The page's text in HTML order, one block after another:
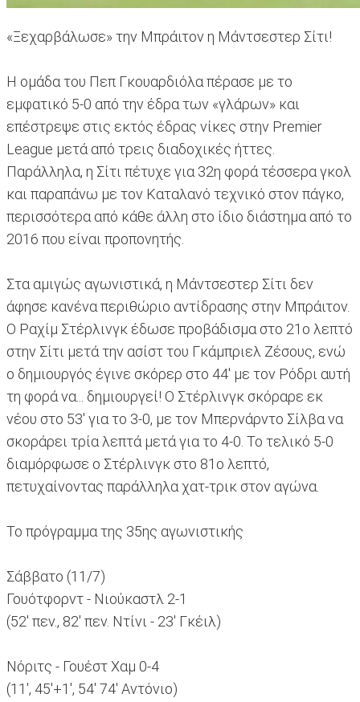
«Ξεχαρβάλωσε» την Μπράιτον η Μάντσεστερ Σίτι!
Η ομάδα του Πεπ Γκουαρδιόλα πέρασε με το
εμφατικό 5-0 από την έδρα των «γλάρων» και
επέστρεψε στις εκτός έδρας νίκες στην Premier
League μετά από τρεις διαδοχικές ήττες.
Παράλληλα, η Σίτι πέτυχε για 32η φορά τέσσερα γκολ
και παραπάνω με τον Καταλανό τεχνικό στον πάγκο,
περισσότερα από κάθε άλλη στο ίδιο διάστημα από το
2016 που είναι προπονητής.
Στα αμιγώς αγωνιστικά, η Μάντσεστερ Σίτι δεν
άφησε κανένα περιθώριο αντίδρασης στην Μπράιτον.
Ο Ραχίμ Στέρλινγκ έδωσε προβάδισμα στο 21ο λεπτό
στην Σίτι μετά την ασίστ του Γκάμπριελ Ζέσους, ενώ
ο δημιουργός έγινε σκόρερ στο 44' με τον Ρόδρι αυτή
τη φορά να... δημιουργεί! Ο Στέρλινγκ σκόραρε εκ
νέου στο 53' για το 3-0, με τον Μπερνάρντο Σίλβα να
σκοράρει τρία λεπτά μετά για το 4-0. Το τελικό 5-0
διαμόρφωσε ο Στέρλινγκ στο 81ο λεπτό,
πετυχαίνοντας παράλληλα χατ-τρικ στον αγώνα.
Το πρόγραμμα της 35ης αγωνιστικής
Σάββατο (11/7)
Γουότφορντ - Νιούκαστλ 2-1
(52' πεν., 82' πεν. Ντίνι - 23' Γκέιλ)
Νόριτς - Γουέστ Χαμ 0-4
(11', 45'+1', 54' 74' Αντόνιο)